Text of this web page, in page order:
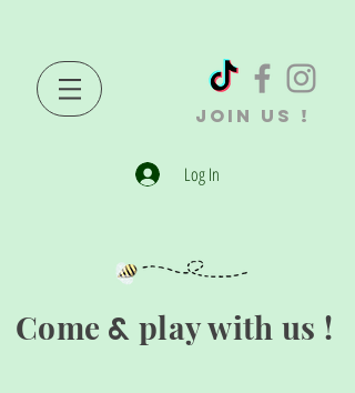
JOIN US !
Log In
Come & play with us !